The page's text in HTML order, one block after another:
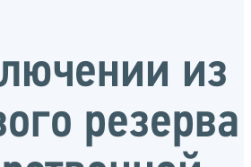
из
резерва